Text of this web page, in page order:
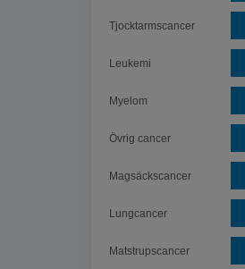
Tjocktarmscancer
Leukemi
Myelom
Övrig cancer
Magsäckscancer
Lungcancer
Matstrupscancer